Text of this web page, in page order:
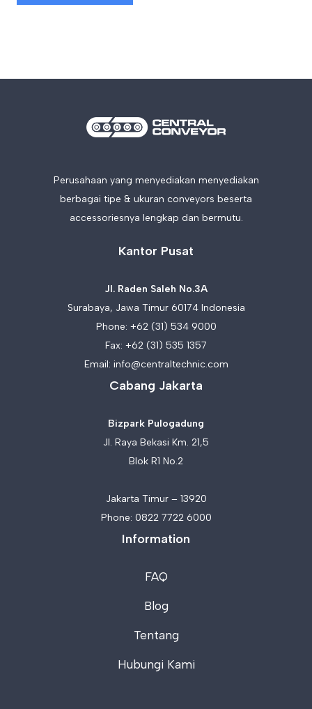
Perusahaan yang menyediakan menyediakan
berbagai tipe & ukuran conveyors beserta
accessoriesnya lengkap dan bermutu.
Kantor Pusat
Jl. Raden Saleh No.3A
Surabaya, Jawa Timur 60174 Indonesia
Phone: +62 (31) 534 9000
Fax: +62 (31) 535 1357
Email: info@centraltechnic.com
Cabang Jakarta
Bizpark Pulogadung
Jl. Raya Bekasi Km. 21,5
Blok R1 No.2
Jakarta Timur – 13920
Phone: 0822 7722 6000
Information
FAQ
Blog
Tentang
Hubungi Kami